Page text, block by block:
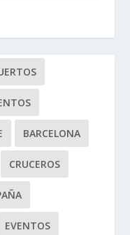
BARCELONA
CRUCEROS
EVENTOS